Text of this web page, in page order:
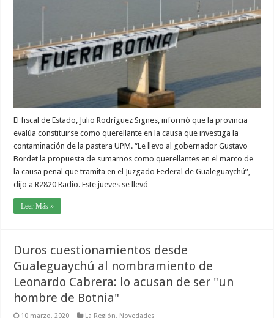
El fiscal de Estado, Julio Rodríguez Signes, informó que la provincia
evalúa constituirse como querellante en la causa que investiga la
contaminación de la pastera UPM. “Le llevo al gobernador Gustavo
Bordet la propuesta de sumarnos como querellantes en el marco de
la causa penal que tramita en el Juzgado Federal de Gualeguaychú”,
dijo a R2820 Radio. Este jueves se llevó …
Leer Más »
Duros cuestionamientos desde
Gualeguaychú al nombramiento de
Leonardo Cabrera: lo acusan de ser "un
hombre de Botnia"
10 marzo, 2020 La Región, Novedades